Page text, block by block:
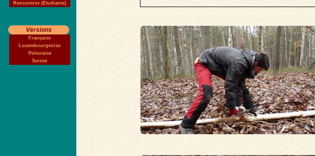
Rencontres (Étudiants)
Versions
Française
Luxembourgeoise
Polonaise
Suisse